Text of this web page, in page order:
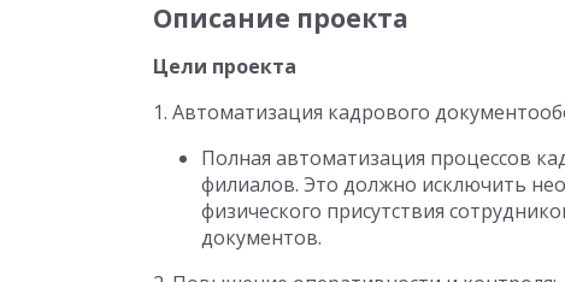
Описание проекта
Цели проекта
1. Автоматизация кадрового
Полная автоматизация процессов
филиалов. Это должно исключить
физического присутствия
документов.